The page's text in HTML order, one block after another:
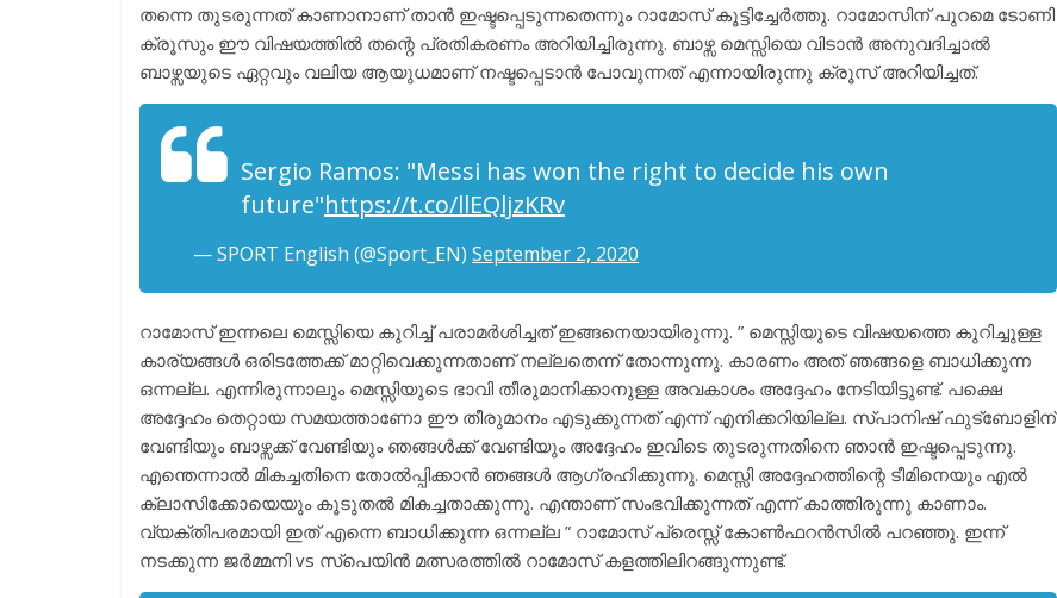
തന്നെ തുടരുന്നത് കാണാനാണ് താൻ ഇഷ്ടപ്പെടുന്നതെന്നും റാമോസ് കൂട്ടിച്ചേർത്തു. റാമോസിന് പുറമെ ടോണി
ക്രൂസും ഈ വിഷയത്തിൽ തന്റെ പ്രതികരണം അറിയിച്ചിരുന്നു. ബാഴ്സ മെസ്സിയെ വിടാൻ അനുവദിച്ചാൽ
ബാഴ്സയുടെ ഏറ്റവും വലിയ ആയുധമാണ് നഷ്ടപ്പെടാൻ പോവുന്നത് എന്നായിരുന്നു ക്രൂസ് അറിയിച്ചത്.
Sergio Ramos: "Messi has won the right to decide his own
future"https://t.co/llEQljzKRv
— SPORT English (@Sport_EN) September 2, 2020
റാമോസ് ഇന്നലെ മെസ്സിയെ കുറിച്ച് പരാമർശിച്ചത് ഇങ്ങനെയായിരുന്നു. ” മെസ്സിയുടെ വിഷയത്തെ കുറിച്ചുള്ള
കാര്യങ്ങൾ ഒരിടത്തേക്ക് മാറ്റിവെക്കുന്നതാണ് നല്ലതെന്ന് തോന്നുന്നു. കാരണം അത്‌ ഞങ്ങളെ ബാധിക്കുന്ന
ഒന്നല്ല. എന്നിരുന്നാലും മെസ്സിയുടെ ഭാവി തീരുമാനിക്കാനുള്ള അവകാശം അദ്ദേഹം നേടിയിട്ടുണ്ട്. പക്ഷെ
അദ്ദേഹം തെറ്റായ സമയത്താണോ ഈ തീരുമാനം എടുക്കുന്നത് എന്ന് എനിക്കറിയില്ല. സ്പാനിഷ് ഫുട്ബോളിന്
വേണ്ടിയും ബാഴ്സക്ക് വേണ്ടിയും ഞങ്ങൾക്ക് വേണ്ടിയും അദ്ദേഹം ഇവിടെ തുടരുന്നതിനെ ഞാൻ ഇഷ്ടപ്പെടുന്നു.
എന്തെന്നാൽ മികച്ചതിനെ തോൽപ്പിക്കാൻ ഞങ്ങൾ ആഗ്രഹിക്കുന്നു. മെസ്സി അദ്ദേഹത്തിന്റെ ടീമിനെയും എൽ
ക്ലാസിക്കോയെയും കൂടുതൽ മികച്ചതാക്കുന്നു. എന്താണ് സംഭവിക്കുന്നത് എന്ന് കാത്തിരുന്നു കാണാം.
വ്യക്തിപരമായി ഇത് എന്നെ ബാധിക്കുന്ന ഒന്നല്ല ” റാമോസ് പ്രെസ്സ് കോൺഫറൻസിൽ പറഞ്ഞു. ഇന്ന്
നടക്കുന്ന ജർമ്മനി vs സ്പെയിൻ മത്സരത്തിൽ റാമോസ് കളത്തിലിറങ്ങുന്നുണ്ട്.